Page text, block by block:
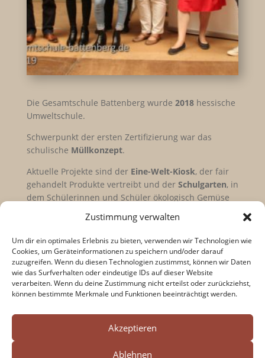
Zustimmung verwalten
Um dir ein optimales Erlebnis zu bieten, verwenden wir Technologien wie
Cookies, um Geräteinformationen zu speichern und/oder darauf
zuzugreifen. Wenn du diesen Technologien zustimmst, können wir Daten
wie das Surfverhalten oder eindeutige IDs auf dieser Website
verarbeiten. Wenn du deine Zustimmung nicht erteilst oder zurückziehst,
können bestimmte Merkmale und Funktionen beeinträchtigt werden.
Akzeptieren
Ablehnen
Die Gesamtschule Battenberg wurde 2018hessische
Umweltschule.
Schwerpunkt der ersten Zertifizierung war das
schulische Müllkonzept.
Aktuelle Projekte sind der Eine-Welt-Kiosk, der fair
gehandelt Produkte vertreibt und der Schulgarten, in
dem Schülerinnen und Schüler ökologisch Gemüse
„Gemüseackerdemie„.
Zur Gemüseackerdemie
Search Button
